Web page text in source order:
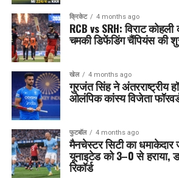
क्रिकेट 4 months ago
RCB vs SRH: विराट
चमकी डिफेंडिंग चैंपियंस की
खेल 4 months ago
गुरजंत सिंह ने अंतरराष्ट्रीय
ओलंपिक कांस्य विजेता
फुटबॉल 4 months ago
मैनचेस्टर सिटी का
यूनाइटेड को 3–0 से हराया,
रिकॉर्ड